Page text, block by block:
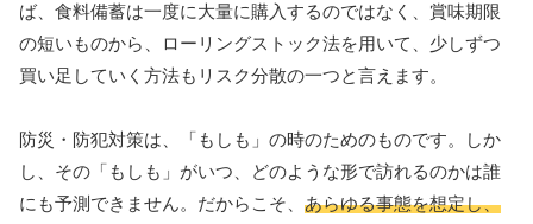
ば、食料備蓄は一度に大量に購入するのではなく、賞味期限
の短いものから、ローリングストック法を用いて、少しずつ
買い足していく方法もリスク分散の一つと言えます。
防災・防犯対策は、「もしも」の時のためのものです。しか
し、その「もしも」がいつ、どのような形で訪れるのかは誰
にも予測できません。だからこそ、 あらゆる事態を想定し、